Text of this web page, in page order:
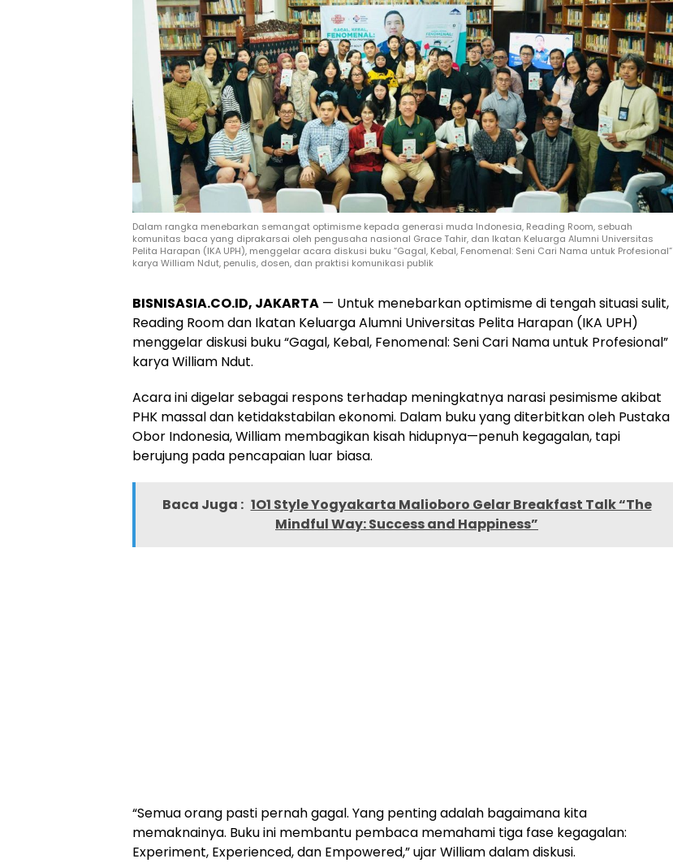
Dalam rangka menebarkan semangat optimisme kepada generasi muda Indonesia, Reading Room, sebuah
komunitas baca yang diprakarsai oleh pengusaha nasional Grace Tahir, dan Ikatan Keluarga Alumni Universitas
Pelita Harapan (IKA UPH), menggelar acara diskusi buku “Gagal, Kebal, Fenomenal: Seni Cari Nama untuk Profesional”
karya William Ndut, penulis, dosen, dan praktisi komunikasi publik
BISNISASIA.CO.ID, JAKARTA — Untuk menebarkan optimisme di tengah situasi sulit,
Reading Room dan Ikatan Keluarga Alumni Universitas Pelita Harapan (IKA UPH)
menggelar diskusi buku “Gagal, Kebal, Fenomenal: Seni Cari Nama untuk Profesional”
karya William Ndut.
Acara ini digelar sebagai respons terhadap meningkatnya narasi pesimisme akibat
PHK massal dan ketidakstabilan ekonomi. Dalam buku yang diterbitkan oleh Pustaka
Obor Indonesia, William membagikan kisah hidupnya—penuh kegagalan, tapi
berujung pada pencapaian luar biasa.
Baca Juga : 1O1 Style Yogyakarta Malioboro Gelar Breakfast Talk “The
Mindful Way: Success and Happiness”
“Semua orang pasti pernah gagal. Yang penting adalah bagaimana kita
memaknainya. Buku ini membantu pembaca memahami tiga fase kegagalan:
Experiment, Experienced, dan Empowered,” ujar William dalam diskusi.